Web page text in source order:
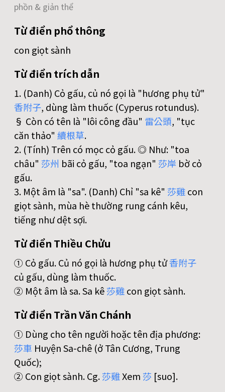
phồn & giản thể
Từ điển phổ thông
con giọt sành
Từ điển trích dẫn
1. (Danh) Cỏ gấu, củ nó gọi là "hương phụ tử"
香附子, dùng làm thuốc (Cyperus rotundus).
§ Còn có tên là "lôi công đầu" 雷公頭, "tục
căn thảo" 續根草.
2. (Tính) Trên có mọc cỏ gấu. ◎ Như: "toa
châu" 莎州 bãi cỏ gấu, "toa ngạn" 莎岸 bờ cỏ
gấu.
3. Một âm là "sa". (Danh) Chỉ "sa kê" 莎雞con
giọt sành, mùa hè thường rung cánh kêu,
tiếng như dệt sợi.
Từ điển Thiều Chửu
① Cỏ gấu. Củ nó gọi là hương phụ tử香附子
củ gấu, dùng làm thuốc.
② Một âm là sa. Sa kê莎雞con giọt sành.
Từ điển Trần Văn Chánh
① Dùng cho tên người hoặc tên địa phương:
莎車 Huyện Sa-chê (ở Tân Cương, Trung
Quốc);
② Con giọt sành. Cg.莎雞Xem莎 [suo].